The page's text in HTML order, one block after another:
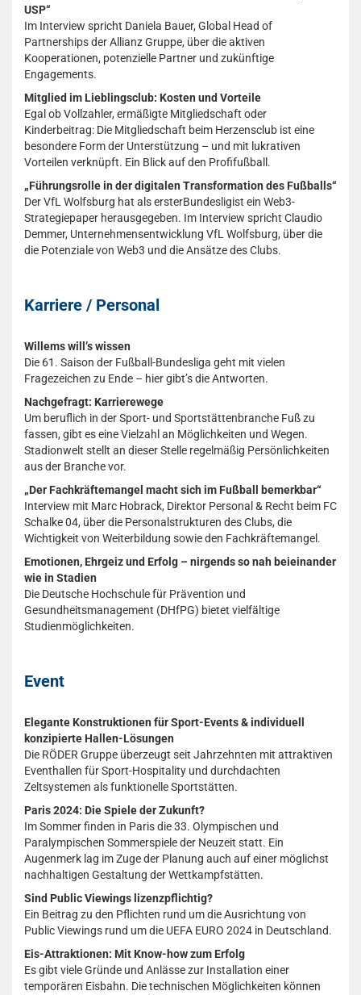
USP“
Im Interview spricht Daniela Bauer, Global Head of
Partnerships der Allianz Gruppe, über die aktiven
Kooperationen, potenzielle Partner und zukünftige
Engagements.
Mitglied im Lieblingsclub: Kosten und Vorteile
Egal ob Vollzahler, ermäßigte Mitgliedschaft oder
Kinderbeitrag: Die Mitgliedschaft beim Herzensclub ist eine
besondere Form der Unterstützung – und mit lukrativen
Vorteilen verknüpft. Ein Blick auf den Profifußball.
„Führungsrolle in der digitalen Transformation des Fußballs“
Der VfL Wolfsburg hat als ersterBundesligist ein Web3-
Strategiepaper herausgegeben. Im Interview spricht Claudio
Demmer, Unternehmensentwicklung VfL Wolfsburg, über die
die Potenziale von Web3 und die Ansätze des Clubs.
Karriere / Personal
Willems will’s wissen
Die 61. Saison der Fußball-Bundesliga geht mit vielen
Fragezeichen zu Ende – hier gibt’s die Antworten.
Nachgefragt: Karrierewege
Um beruflich in der Sport- und Sportstättenbranche Fuß zu
fassen, gibt es eine Vielzahl an Möglichkeiten und Wegen.
Stadionwelt stellt an dieser Stelle regelmäßig Persönlichkeiten
aus der Branche vor.
„Der Fachkräftemangel macht sich im Fußball bemerkbar“
Interview mit Marc Hobrack, Direktor Personal & Recht beim FC
Schalke 04, über die Personalstrukturen des Clubs, die
Wichtigkeit von Weiterbildung sowie den Fachkräftemangel.
Emotionen, Ehrgeiz und Erfolg – nirgends so nah beieinander
wie in Stadien
Die Deutsche Hochschule für Prävention und
Gesundheitsmanagement (DHfPG) bietet vielfältige
Studienmöglichkeiten.
Event
Elegante Konstruktionen für Sport-Events & individuell
konzipierte Hallen-Lösungen
Die RÖDER Gruppe überzeugt seit Jahrzehnten mit attraktiven
Eventhallen für Sport-Hospitality und durchdachten
Zeltsystemen als funktionelle Sportstätten.
Paris 2024: Die Spiele der Zukunft?
Im Sommer finden in Paris die 33. Olympischen und
Paralympischen Sommerspiele der Neuzeit statt. Ein
Augenmerk lag im Zuge der Planung auch auf einer möglichst
nachhaltigen Gestaltung der Wettkampfstätten.
Sind Public Viewings lizenzpflichtig?
Ein Beitrag zu den Pflichten rund um die Ausrichtung von
Public Viewings rund um die UEFA EURO 2024 in Deutschland.
Eis-Attraktionen: Mit Know-how zum Erfolg
Es gibt viele Gründe und Anlässe zur Installation einer
temporären Eisbahn. Die technischen Möglichkeiten können